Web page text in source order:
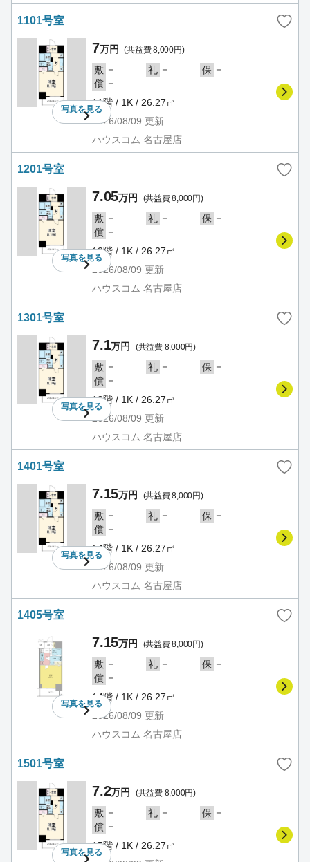
1101号室
写真を見る
7万円 (共益費 8,000円)
敷 － 礼 － 保 －
償 －
11階 / 1K / 26.27㎡
2026/08/09 更新
ハウスコム 名古屋店
1201号室
写真を見る
7.05万円 (共益費 8,000円)
敷 － 礼 － 保 －
償 －
12階 / 1K / 26.27㎡
2026/08/09 更新
ハウスコム 名古屋店
1301号室
写真を見る
7.1万円 (共益費 8,000円)
敷 － 礼 － 保 －
償 －
13階 / 1K / 26.27㎡
2026/08/09 更新
ハウスコム 名古屋店
1401号室
写真を見る
7.15万円 (共益費 8,000円)
敷 － 礼 － 保 －
償 －
14階 / 1K / 26.27㎡
2026/08/09 更新
ハウスコム 名古屋店
1405号室
写真を見る
7.15万円 (共益費 8,000円)
敷 － 礼 － 保 －
償 －
14階 / 1K / 26.27㎡
2026/08/09 更新
ハウスコム 名古屋店
1501号室
写真を見る
7.2万円 (共益費 8,000円)
敷 － 礼 － 保 －
償 －
15階 / 1K / 26.27㎡